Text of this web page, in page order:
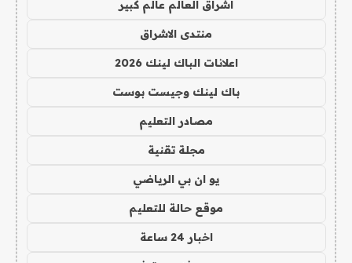
اشراق العالم عالم كبير
منتدى الاشراق
اعلانات الباك لينك 2026
باك لينك وجيست بوست
مصادر التعليم
مجلة تقنية
يو ان بي الرياضي
موقع حالة للتعليم
اخبار 24 ساعة